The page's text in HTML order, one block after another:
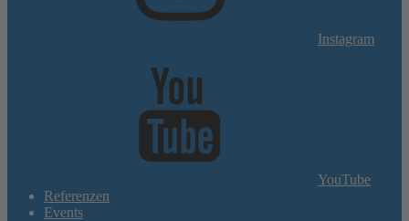
Instagram
YouTube
Referenzen
Events